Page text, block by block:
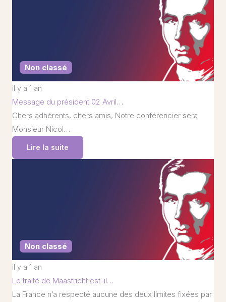
Non classé
il y a 1 an
Message du président 02 Avril…
Chers adhérents, chers amis, Notre conférencier sera
Monsieur Nicol…
Lire la suite
Non classé
il y a 1 an
Le traité de Maastricht est-il…
La France n’a respecté aucune des deux limites fixées par